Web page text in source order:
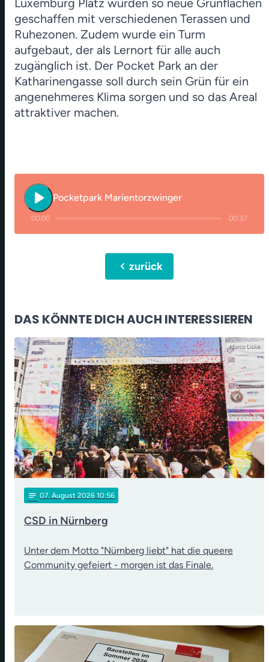
Luxemburg Platz wurden so neue Grünflächen
geschaffen mit verschiedenen Terassen und
Ruhezonen. Zudem wurde ein Turm
aufgebaut, der als Lernort für alle auch
zugänglich ist. Der Pocket Park an der
Katharinengasse soll durch sein Grün für ein
angenehmeres Klima sorgen und so das Areal
attraktiver machen.
play_arrow Pocketpark Marientorzwinger
00:00 00:37
chevron_leftzurück
DAS KÖNNTE DICH AUCH INTERESSIEREN
Marco Liske
notes 07. August 2026 10:56
CSD in Nürnberg
Unter dem Motto "Nürnberg liebt" hat die queere
Community gefeiert - morgen ist das Finale.